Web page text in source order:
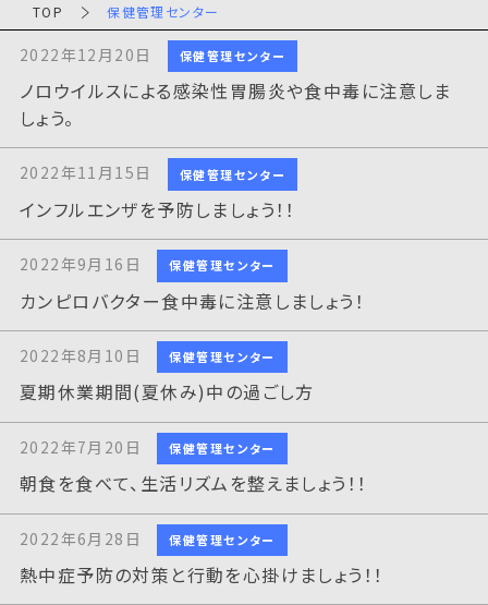
TOP 保健管理センター
2022年12月20日 保健管理センター
ノロウイルスによる感染性胃腸炎や食中毒に注意しま
しょう。
2022年11月15日 保健管理センター
インフルエンザを予防しましょう！！
2022年9月16日 保健管理センター
カンピロバクター食中毒に注意しましょう！
2022年8月10日 保健管理センター
夏期休業期間(夏休み)中の過ごし方
2022年7月20日 保健管理センター
朝食を食べて、生活リズムを整えましょう！！
2022年6月28日 保健管理センター
熱中症予防の対策と行動を心掛けましょう！！